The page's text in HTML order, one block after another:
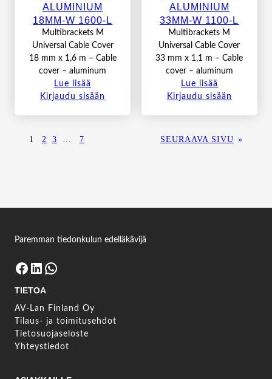
ALUMINIUM
18MM-W 1600-L
Multibrackets M
Universal Cable Cover
18 mm x 1,6 m – Cable
cover – aluminum
Lue lisää
Kirjaudu sisään
ALUMINIUM
33MM-W 1100-L
Multibrackets M
Universal Cable Cover
33 mm x 1,1 m – Cable
cover – aluminum
Lue lisää
Kirjaudu sisään
1 2 3 7 SEURAAVA SIVU »
Paremman tiedonkulun edelläkävijä
Facebook LinkedIn WhatsApp
TIETOA
AV-Lan Finland Oy
Tilaus- ja toimitusehdot
Tietosuojaseloste
Yhteystiedot